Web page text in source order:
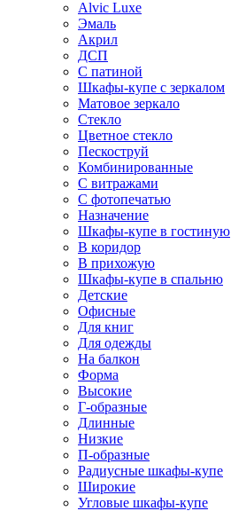
Alvic Luxe
Эмаль
Акрил
ДСП
С патиной
Шкафы-купе с зеркалом
Матовое зеркало
Стекло
Цветное стекло
Пескоструй
Комбинированные
С витражами
С фотопечатью
Назначение
Шкафы-купе в гостиную
В коридор
В прихожую
Шкафы-купе в спальню
Детские
Офисные
Для книг
Для одежды
На балкон
Форма
Высокие
Г-образные
Длинные
Низкие
П-образные
Радиусные шкафы-купе
Широкие
Угловые шкафы-купе